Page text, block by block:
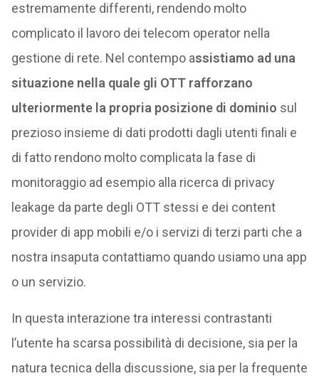
estremamente differenti, rendendo molto
complicato il lavoro dei telecom operator nella
gestione di rete. Nel contempo assistiamo ad una
situazione nella quale gli OTT rafforzano
ulteriormente la propria posizione di dominio sul
prezioso insieme di dati prodotti dagli utenti finali e
di fatto rendono molto complicata la fase di
monitoraggio ad esempio alla ricerca di privacy
leakage da parte degli OTT stessi e dei content
provider di app mobili e/o i servizi di terzi parti che a
nostra insaputa contattiamo quando usiamo una app
o un servizio.
In questa interazione tra interessi contrastanti
l’utente ha scarsa possibilità di decisione, sia per la
natura tecnica della discussione, sia per la frequente